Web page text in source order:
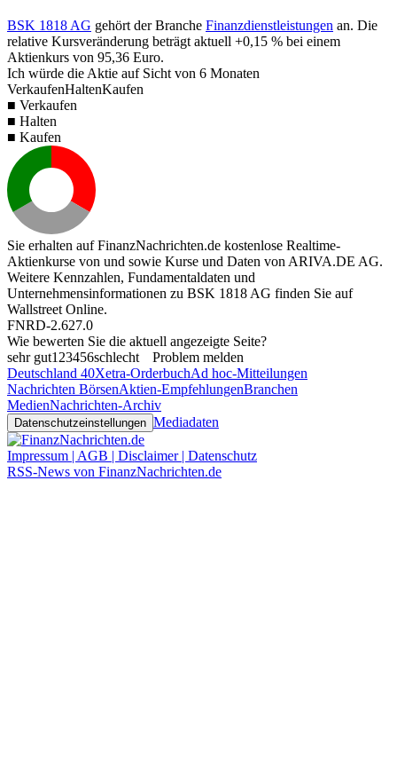
BSK 1818 AG gehört der Branche Finanzdienstleistungen an. Die
relative Kursveränderung beträgt aktuell +0,15 % bei einem
Aktienkurs von 95,36 Euro.
Ich würde die Aktie auf Sicht von 6 Monaten
VerkaufenHaltenKaufen
■ Verkaufen
■ Halten
■ Kaufen
Sie erhalten auf FinanzNachrichten.de kostenlose Realtime-
Aktienkurse von und sowie Kurse und Daten von ARIVA.DE AG.
Weitere Kennzahlen, Fundamentaldaten und
Unternehmensinformationen zu BSK 1818 AG finden Sie auf
Wallstreet Online.
FNRD-2.627.0
Wie bewerten Sie die aktuell angezeigte Seite?
sehr gut1 23456schlecht
Problem melden
Deutschland 40Xetra-OrderbuchAd hoc-Mitteilungen
Nachrichten BörsenAktien-EmpfehlungenBranchen
MedienNachrichten-Archiv
Datenschutzeinstellungen Mediadaten
Impressum | AGB | Disclaimer | Datenschutz
RSS-News von FinanzNachrichten.de